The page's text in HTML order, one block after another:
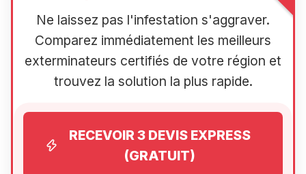
Ne laissez pas l'infestation s'aggraver.
Comparez immédiatement les meilleurs
exterminateurs certifiés de votre région et
trouvez la solution la plus rapide.
RECEVOIR 3 DEVIS EXPRESS
(GRATUIT)